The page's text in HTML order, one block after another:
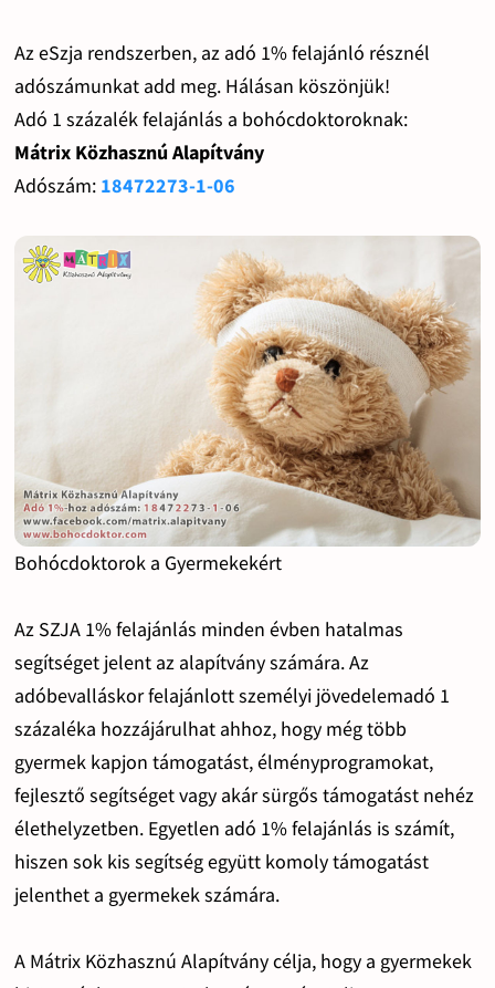
Az eSzja rendszerben, az adó 1% felajánló résznél
adószámunkat add meg. Hálásan köszönjük!
Adó 1 százalék felajánlás a bohócdoktoroknak:
Mátrix Közhasznú Alapítvány
Adószám: 18472273-1-06
Bohócdoktorok a Gyermekekért
Az SZJA 1% felajánlás minden évben hatalmas
segítséget jelent az alapítvány számára. Az
adóbevalláskor felajánlott személyi jövedelemadó 1
százaléka hozzájárulhat ahhoz, hogy még több
gyermek kapjon támogatást, élményprogramokat,
fejlesztő segítséget vagy akár sürgős támogatást nehéz
élethelyzetben. Egyetlen adó 1% felajánlás is számít,
hiszen sok kis segítség együtt komoly támogatást
jelenthet a gyermekek számára.
A Mátrix Közhasznú Alapítvány célja, hogy a gyermekek